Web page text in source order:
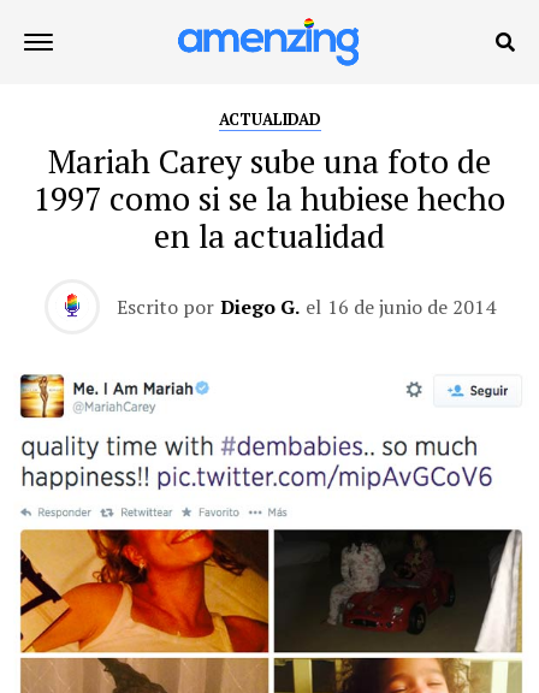
ACTUALIDAD
Mariah Carey sube una foto de
1997 como si se la hubiese hecho
en la actualidad
Escrito por Diego G. el 16 de junio de 2014